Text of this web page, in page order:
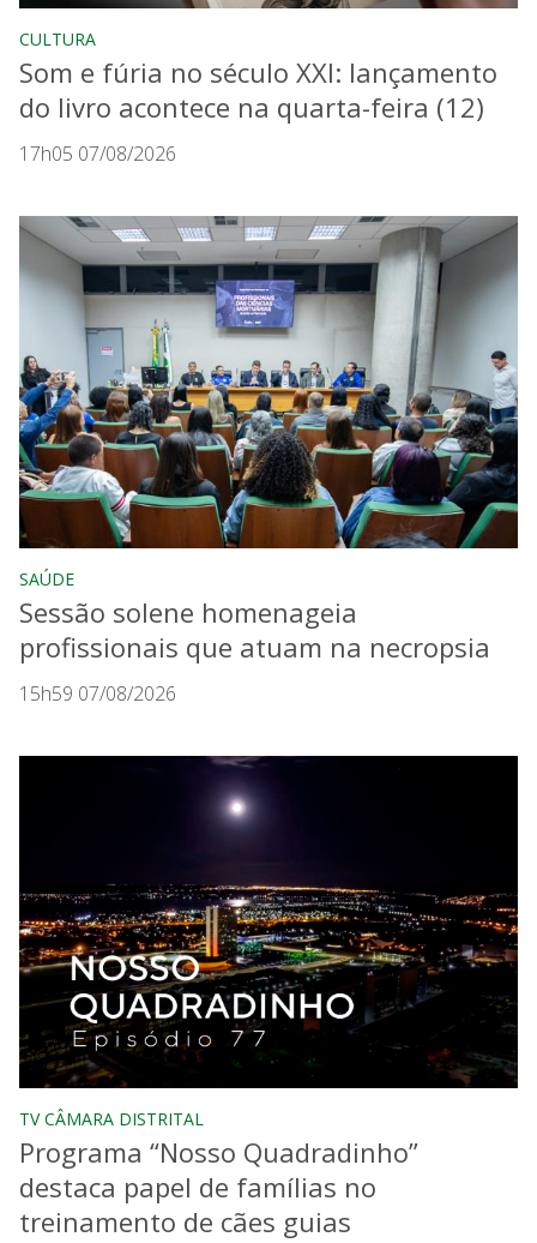
CULTURA
Som e fúria no século XXI: lançamento
do livro acontece na quarta-feira (12)
17h05 07/08/2026
SAÚDE
Sessão solene homenageia
profissionais que atuam na necropsia
15h59 07/08/2026
TV CÂMARA DISTRITAL
Programa “Nosso Quadradinho”
destaca papel de famílias no
treinamento de cães guias